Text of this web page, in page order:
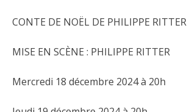
CONTE DE NOËL DE PHILIPPE RITTER
MISE EN SCÈNE : PHILIPPE RITTER
Mercredi 18 décembre 2024 à 20h